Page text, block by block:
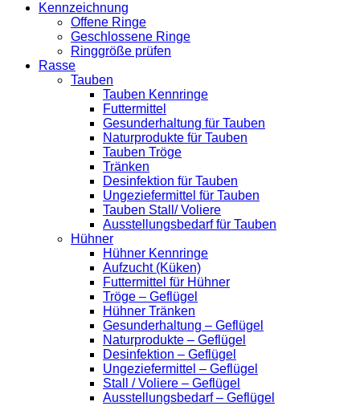
Kennzeichnung
Offene Ringe
Geschlossene Ringe
Ringgröße prüfen
Rasse
Tauben
Tauben Kennringe
Futtermittel
Gesunderhaltung für Tauben
Naturprodukte für Tauben
Tauben Tröge
Tränken
Desinfektion für Tauben
Ungeziefermittel für Tauben
Tauben Stall/ Voliere
Ausstellungsbedarf für Tauben
Hühner
Hühner Kennringe
Aufzucht (Küken)
Futtermittel für Hühner
Tröge – Geflügel
Hühner Tränken
Gesunderhaltung – Geflügel
Naturprodukte – Geflügel
Desinfektion – Geflügel
Ungeziefermittel – Geflügel
Stall / Voliere – Geflügel
Ausstellungsbedarf – Geflügel